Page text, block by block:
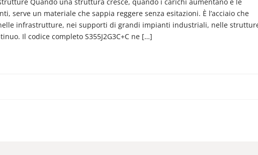
Quando una struttura cresce, quando i carichi aumentano e le
serve un materiale che sappia reggere senza esitazioni. È l’acciaio che
infrastrutture, nei supporti di grandi impianti industriali, nelle
Il codice completo S355J2G3C+C ne […]